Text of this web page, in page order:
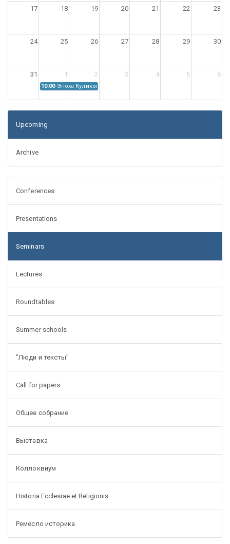
17 18 19 20 21 22 23
24 25 26 27 28 29 30
31 1 2 3 4 5 6
10:00 Эпоха Куликовской битвы: Проблемы источниковедения
Upcoming
Archive
Conferences
Presentations
Seminars
Lectures
Roundtables
Summer schools
"Люди и тексты"
Call for papers
Общее собрание
Выставка
Коллоквиум
Historia Ecclesiae et Religionis
Ремесло историка